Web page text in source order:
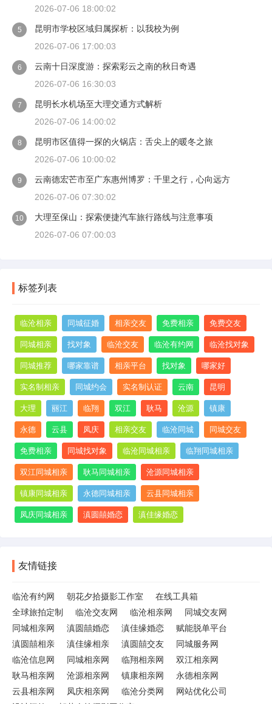
2026-07-06 18:00:02
5
昆明市学校区域归属探析：以我校为例
2026-07-06 17:00:03
6
云南十日深度游：探索彩云之南的秋日奇遇
2026-07-06 16:30:03
7
昆明长水机场至大理交通方式解析
2026-07-06 14:00:02
8
昆明市区值得一探的火锅店：舌尖上的暖冬之旅
2026-07-06 10:00:02
9
云南德宏芒市至广东惠州博罗：千里之行，心向远方
2026-07-06 07:30:02
10
大理至保山：探索便捷汽车旅行路线与注意事项
2026-07-06 07:00:03
标签列表
临沧相亲 同城征婚 相亲交友 免费相亲 免费交友
同城相亲 找对象 临沧交友 临沧有约网 临沧找对象
同城推荐 哪家靠谱 相亲平台 找对象 哪家好
实名制相亲 同城约会 实名制认证 云南 昆明
大理 丽江 临翔 双江 耿马 沧源 镇康
永德 云县 凤庆 相亲交友 临沧同城 同城交友
免费相亲 同城找对象 临沧同城相亲 临翔同城相亲
双江同城相亲 耿马同城相亲 沧源同城相亲
镇康同城相亲 永德同城相亲 云县同城相亲
凤庆同城相亲 滇圆囍婚恋 滇佳缘婚恋
友情链接
临沧有约网 朝花夕拾摄影工作室
在线工具箱
全球旅拍定制
临沧交友网 临沧相亲网
同城交友网
同城相亲网
滇圆囍婚恋 滇佳缘婚恋
赋能脱单平台
滇圆囍相亲
滇佳缘相亲 滇圆囍交友
同城服务网
临沧信息网
同城相亲网 临翔相亲网
双江相亲网
耿马相亲网
沧源相亲网 镇康相亲网
永德相亲网
云县相亲网
凤庆相亲网 临沧分类网
网站优化公司